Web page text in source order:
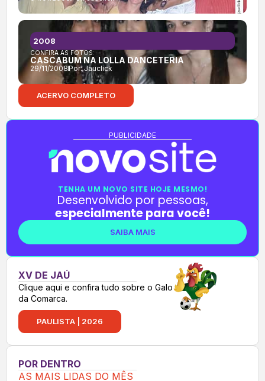
CONFIRA AS FOTOS:
CASCABUM NA LOLLA DANCETERIA
29/11/2008Por:Jauclick
2008
ACERVO COMPLETO
PUBLICIDADE
TENHA UM NOVO SITE HOJE MESMO!
Desenvolvido por pessoas,
especialmente para você!
SAIBA MAIS
XV DE JAÚ
Clique aqui e confira tudo sobre o Galo
da Comarca.
PAULISTA | 2026
POR DENTRO
AS MAIS LIDAS DO MÊS